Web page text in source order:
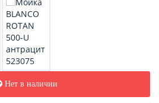
Нет в наличии